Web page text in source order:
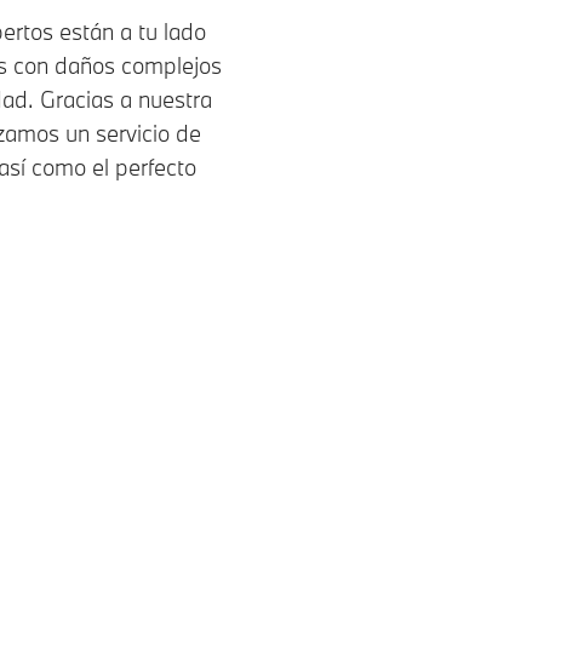
están a tu lado
con daños complejos
Gracias a nuestra
un servicio de
como el perfecto